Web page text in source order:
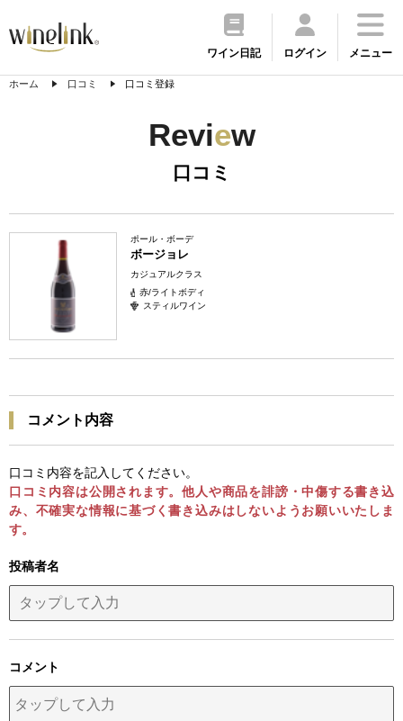
ワイン日記 ログイン メニュー
ホーム 口コミ 口コミ登録
Review
口コミ
ポール・ボーデ
ボージョレ
カジュアルクラス
赤/ライトボディ
スティルワイン
コメント内容
口コミ内容を記入してください。
口コミ内容は公開されます。他人や商品を誹謗・中傷する書き込
み、不確実な情報に基づく書き込みはしないようお願いいたしま
す。
投稿者名
コメント